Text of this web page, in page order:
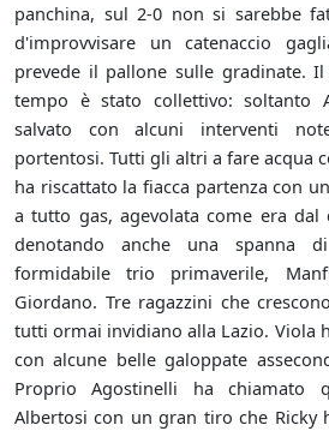
panchina, sul 2-0 non si sarebbe
d'improvvisare un catenaccio
prevede il pallone sulle gradinate.
tempo è stato collettivo: soltanto
salvato con alcuni interventi
portentosi. Tutti gli altri a fare acqua
ha riscattato la fiacca partenza con
a tutto gas, agevolata come era dal
denotando anche una spanna
formidabile trio primaverile,
Giordano. Tre ragazzini che
tutti ormai invidiano alla Lazio. Viola
con alcune belle galoppate
Proprio Agostinelli ha chiamato
Albertosi con un gran tiro che Ricky